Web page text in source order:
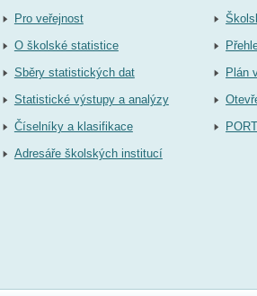
Pro veřejnost
O školské statistice
Sběry statistických dat
Statistické výstupy a analýzy
Číselníky a klasifikace
Adresáře školských institucí
Plán